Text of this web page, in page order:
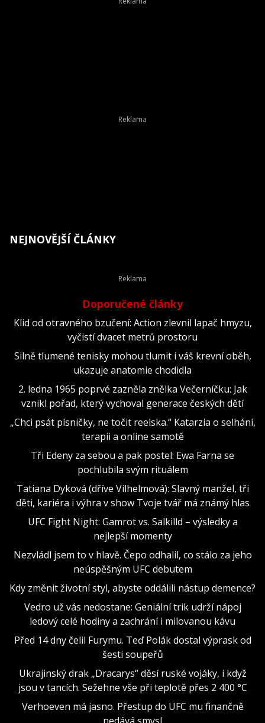
NEJNOVĚJŠÍ ČLÁNKY
Doporučené články
Klid od otravného bzučení: Action zlevnil lapač hmyzu,
vyčistí dvacet metrů prostoru
Silně tlumené tenisky mohou tlumit i váš krevní oběh,
ukazuje anatomie chodidla
2. ledna 1965 poprvé zazněla znělka Večerníčku: Jak
vznikl pořad, který vychoval generace českých dětí
„Chci psát písničky, ne točit reelska.“ Katarzia o selhání,
terapii a online samotě
Tři Edeny za sebou a pak postel: Ewa Farna se
pochlubila svým rituálem
Tatiana Dyková (dříve Vilhelmová): Slavný manžel, tři
děti, kariéra i výhra v show Tvoje tvář má známý hlas
UFC Fight Night: Gamrot vs. Salkilld – výsledky a
nejlepší momenty
Nezvládl jsem to v hlavě. Čepo odhalil, co stálo za jeho
neúspěšným UFC debutem
Kdy změnit životní styl, abyste oddálili nástup demence?
Vedro už vás nedostane: Geniální trik udrží nápoj
ledový celé hodiny a zachrání i milovanou kávu
Před 14 dny čelil Furymu. Teď Polák dostal výprask od
šesti soupeřů
Ukrajinský drak „Dracarys“ děsí ruské vojáky, i když
jsou v tancích. Sežehne vše při teplotě přes 2 400 °C
Verhoeven má jasno. Přestup do UFC mu finančně